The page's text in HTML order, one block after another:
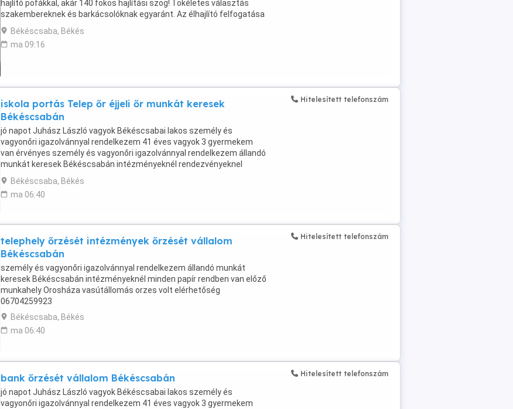
hajlító pofákkal, akár 140 fokos hajlítási szög! Tökéletes választás
szakembereknek és barkácsolóknak egyaránt. Az élhajlító felfogatása
kétféle módon történhet: -Satuban -Satupad ...
Békéscsaba, Békés
ma 09:16
iskola portás Telep őr éjjeli őr munkát keresek
Békéscsabán
jó napot Juhász László vagyok Békéscsabai lakos személy és
vagyonőri igazolvánnyal rendelkezem 41 éves vagyok 3 gyermekem
van érvényes személy és vagyonőri igazolvánnyal rendelkezem állandó
munkát keresek Békéscsabán intézményeknél rendezvényeknel
üzletek parkolók építkezés őrzését vállalom
Békéscsaba, Békés
ma 06:40
Hitelesített telefonszám
telephely őrzését intézmények őrzését vállalom
Békéscsabán
személy és vagyonőri igazolvánnyal rendelkezem állandó munkát
keresek Békéscsabán intézményeknél minden papír rendben van előző
munkahely Orosháza vasútállomás orzes volt elérhetőség
06704259923
Békéscsaba, Békés
ma 06:40
Hitelesített telefonszám
bank őrzését vállalom Békéscsabán
jó napot Juhász László vagyok Békéscsabai lakos személy és
vagyonőri igazolvánnyal rendelkezem 41 éves vagyok 3 gyermekem
Hitelesített telefonszám